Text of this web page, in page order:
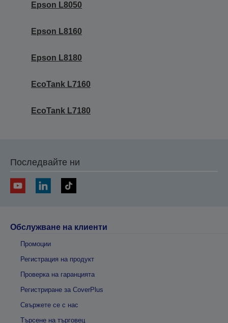
Epson L8050
Epson L8160
Epson L8180
EcoTank L7160
EcoTank L7180
Последвайте ни
Обслужване на клиенти
Промоции
Регистрация на продукт
Проверка на гаранцията
Регистриране за CoverPlus
Свържете се с нас
Търсене на търговец